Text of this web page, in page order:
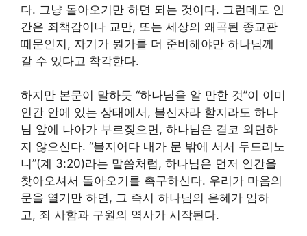
다. 그냥 돌아오기만 하면 되는 것이다. 그런데도 인
간은 죄책감이나 교만, 또는 세상의 왜곡된 종교관
때문인지, 자기가 뭔가를 더 준비해야만 하나님께
갈 수 있다고 착각한다.
하지만 본문이 말하듯 “하나님을 알 만한 것”이 이미
인간 안에 있는 상태에서, 불신자라 할지라도 하나
님 앞에 나아가 부르짖으면, 하나님은 결코 외면하
지 않으신다. “볼지어다 내가 문 밖에 서서 두드리노
니”(계 3:20)라는 말씀처럼, 하나님은 먼저 인간을
찾아오셔서 돌아오기를 촉구하신다. 우리가 마음의
문을 열기만 하면, 그 즉시 하나님의 은혜가 임하
고, 죄 사함과 구원의 역사가 시작된다.